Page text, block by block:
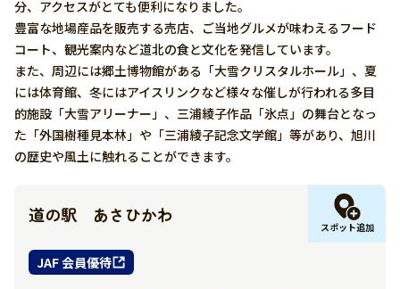
分、アクセスがとても便利になりました。
豊富な地場産品を販売する売店、ご当地グルメが味わえるフード
コート、観光案内など道北の食と文化を発信しています。
また、周辺には郷土博物館がある「大雪クリスタルホール」、夏
には体育館、冬にはアイスリンクなど様々な催しが行われる多目
的施設「大雪アリーナー」、三浦綾子作品「氷点」の舞台となっ
た「外国樹種見本林」や「三浦綾子記念文学館」等があり、旭川
の歴史や風土に触れることができます。
道の駅 あさひかわ
スポット追加
JAF 会員優待